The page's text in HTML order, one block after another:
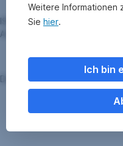
ISIN: AT0000A2ZTF2,
A2ZTH8, AT0000A2ZTC9,
Die Abwicklungs- und
Weitere Informationen
Sie hier.
Ich bin